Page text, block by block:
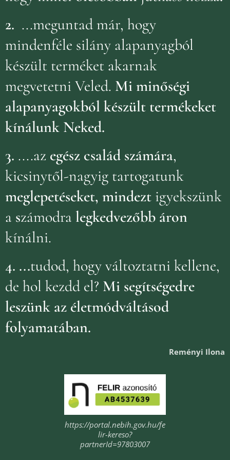
2. ...meguntad már, hogy
mindenféle silány alapanyagból
készült terméket akarnak
megvetetni Veled. Mi minőségi
alapanyagokból készült termékeket
kínálunk Neked.
3. ....az egész család számára,
kicsinytől-nagyig tartogatunk
meglepetéseket, mindezt igyekszünk
a számodralegkedvezőbb áron
kínálni.
4. ...tudod, hogy változtatni kellene,
de hol kezdd el? Mi segítségedre
leszünk az életmódváltásod
folyamatában.
Reményi Ilona
https://portal.nebih.gov.hu/fe
lir-kereso?
partnerId=97803007